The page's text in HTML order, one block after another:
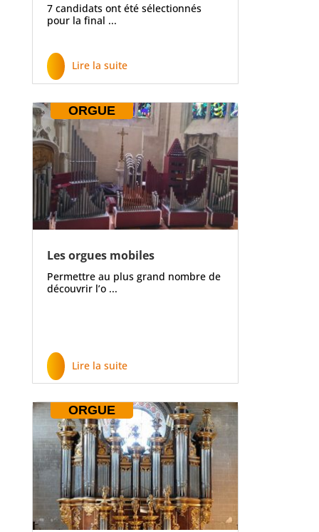
7 candidats ont été sélectionnés
pour la final ...
Lire la suite
ORGUE
Les orgues mobiles
Permettre au plus grand nombre de
découvrir l’o ...
Lire la suite
ORGUE